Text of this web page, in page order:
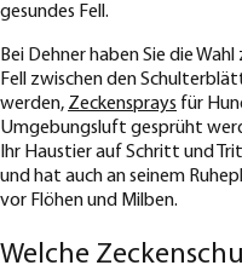
gesundes Fell.
Bei Dehner haben Sie die Wahl
Fell zwischen den
werden, Zeckensprays für
Umgebungsluft gesprüht
Ihr Haustier auf Schritt und
und hat auch an seinem
vor Flöhen und Milben.
Welche